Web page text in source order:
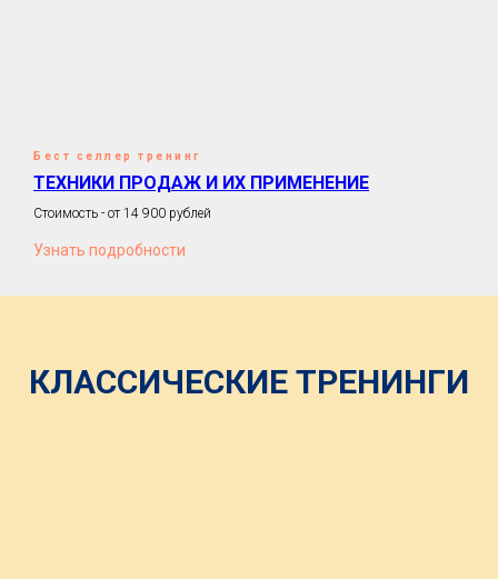
Бест селлер тренинг
ТЕХНИКИ ПРОДАЖ И ИХ ПРИМЕНЕНИЕ
Стоимость - от 14 900 рублей
Узнать подробности
КЛАССИЧЕСКИЕ ТРЕНИНГИ